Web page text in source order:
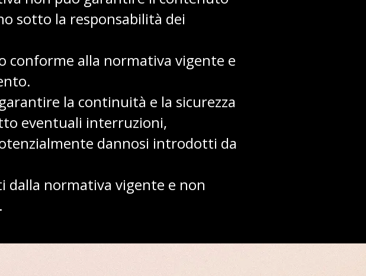
sotto la responsabilità dei
conforme alla normativa vigente e
la continuità e la sicurezza
eventuali interruzioni,
dannosi introdotti da
normativa vigente e non